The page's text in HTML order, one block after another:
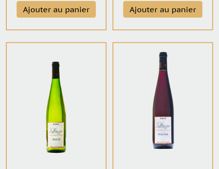
Ajouter au panier Ajouter au panier